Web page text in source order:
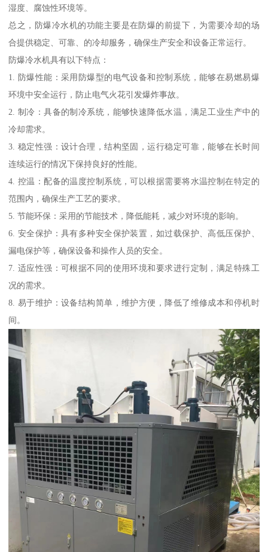
湿度、腐蚀性环境等。
总之，防爆冷水机的功能主要是在防爆的前提下，为需要冷却的场
合提供稳定、可靠、的冷却服务，确保生产安全和设备正常运行。
防爆冷水机具有以下特点：
1. 防爆性能：采用防爆型的电气设备和控制系统，能够在易燃易爆
环境中安全运行，防止电气火花引发爆炸事故。
2. 制冷：具备的制冷系统，能够快速降低水温，满足工业生产中的
冷却需求。
3. 稳定性强：设计合理，结构坚固，运行稳定可靠，能够在长时间
连续运行的情况下保持良好的性能。
4. 控温：配备的温度控制系统，可以根据需要将水温控制在特定的
范围内，确保生产工艺的要求。
5. 节能环保：采用的节能技术，降低能耗，减少对环境的影响。
6. 安全保护：具有多种安全保护装置，如过载保护、高低压保护、
漏电保护等，确保设备和操作人员的安全。
7. 适应性强：可根据不同的使用环境和要求进行定制，满足特殊工
况的需求。
8. 易于维护：设备结构简单，维护方便，降低了维修成本和停机时
间。